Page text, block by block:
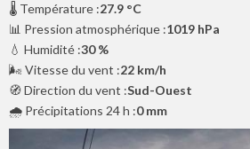
🌡️ Température :27.9 °C
📊 Pression atmosphérique :1019 hPa
💧 Humidité :30 %
🌬️ Vitesse du vent :22 km/h
🧭 Direction du vent :Sud-Ouest
🌧️ Précipitations 24 h :0 mm